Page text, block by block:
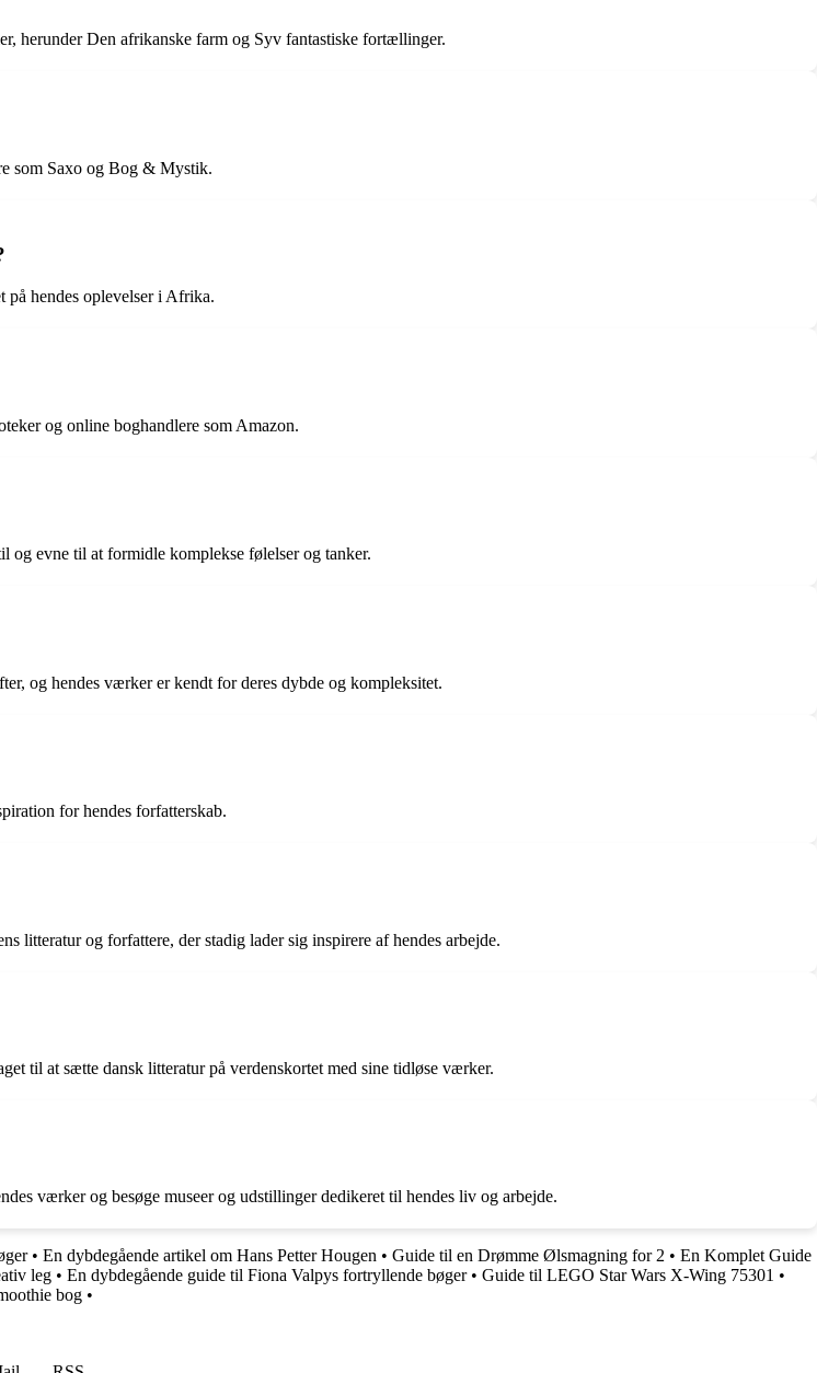
herunder Den afrikanske farm og Syv fantastiske fortællinger.
som Saxo og Bog & Mystik.
på hendes oplevelser i Afrika.
og online boghandlere som Amazon.
evne til at formidle komplekse følelser og tanker.
og hendes værker er kendt for deres dybde og kompleksitet.
for hendes forfatterskab.
litteratur og forfattere, der stadig lader sig inspirere af hendes arbejde.
til at sætte dansk litteratur på verdenskortet med sine tidløse værker.
værker og besøge museer og udstillinger dedikeret til hendes liv og arbejde.
• En dybdegående artikel om Hans Petter Hougen • Guide til en Drømme Ølsmagning for 2 • En Komplet Guide
leg • En dybdegående guide til Fiona Valpys fortryllende bøger• Guide til LEGO Star Wars X-Wing 75301 •
bog •